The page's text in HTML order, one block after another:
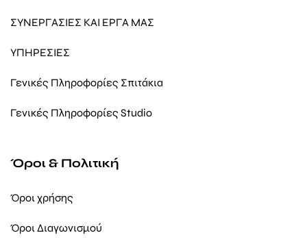
ΣΥΝΕΡΓΑΣΙΕΣ ΚΑΙ ΕΡΓΑ ΜΑΣ
ΥΠΗΡΕΣΙΕΣ
Γενικές Πληροφορίες Σπιτάκια
Γενικές Πληροφορίες Studio
Όροι & Πολιτική
Όροι χρήσης
Όροι Διαγωνισμού